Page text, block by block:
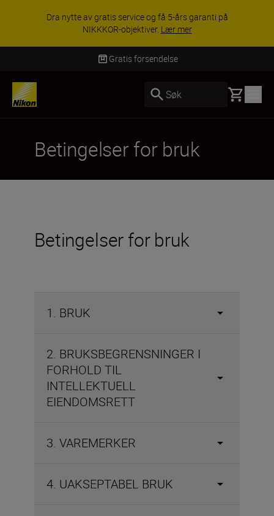
Dra nytte av gratis service og få 5-års garanti på
NIKKKOR-objektiver. Lær mer
Gratis forsendelse
Søk Basket
Betingelser for bruk
Betingelser for bruk
1. BRUK
2. BRUKSBEGRENSNINGER I
FORHOLD TIL
INTELLEKTUELL
EIENDOMSRETT
3. VAREMERKER
4. UAKSEPTABEL BRUK